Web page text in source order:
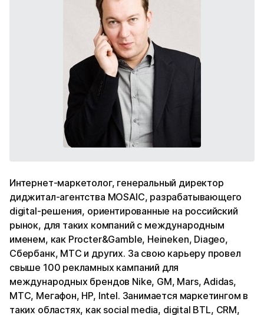
Интернет-маркетолог, генеральный директор
диджитал-агентства MOSAIC, разрабатывающего
digital-решения, ориентированные на российский
рынок, для таких компаний с международным
именем, как Procter&Gamble, Heineken, Diageo,
Сбербанк, МТС и других. За свою карьеру провел
свыше 100 рекламных кампаний для
международных брендов Nike, GM, Mars, Adidas,
МТС, Мегафон, HP, Intel. Занимается маркетингом в
таких областях, как social media, digital BTL, CRM,